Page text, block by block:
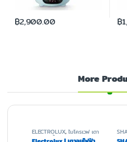
More
ELECTROLUX,ไมโครเวฟ เตา
อบ และหม้อทอด
฿2,900.00 ฿